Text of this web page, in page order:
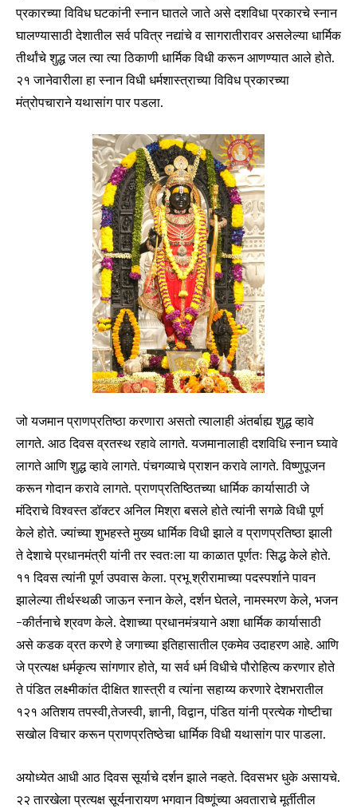
Join our community of
SUBSCRIBERS and be part of the
To subscribe, simply enter your email address on our website
or click the subscribe button below. Don't worry, we respect
your privacy and won't spam your inbox. Your information is
SUBSCRIBE
I've read and accept thePrivacy Policy.
6,300
Fans
32,111
Followers
75
Followers
प्रकारच्या विविध घटकांनी स्नान घातले जाते असे दशविधा प्रकारचे स्नान
घालण्यासाठी देशातील सर्व पवित्र नद्यांचे व सागरातीरावर असलेल्या धार्मिक
तीर्थांचे शुद्ध जल त्या त्या ठिकाणी धार्मिक विधी करून आणण्यात आले होते.
२१ जानेवारीला हा स्नान विधी धर्मशास्त्राच्या विविध प्रकारच्या
मंत्रोपचाराने यथासांग पार पडला.
जो यजमान प्राणप्रतिष्ठा करणारा असतो त्यालाही अंतर्बाह्य शुद्ध व्हावे
लागते. आठ दिवस व्रतस्थ रहावे लागते. यजमानालाही दशविधि स्नान घ्यावे
लागते आणि शुद्ध व्हावे लागते. पंचगव्याचे प्राशन करावे लागते. विष्णुपूजन
करून गोदान करावे लागते. प्राणप्रतिष्ठितच्या धार्मिक कार्यासाठी जे
मंदिराचे विश्वस्त डॉक्टर अनिल मिश्रा बसले होते त्यांनी सगळे विधी पूर्ण
केले होते. ज्यांच्या शुभहस्ते मुख्य धार्मिक विधी झाले व प्राणप्रतिष्ठा झाली
ते देशाचे प्रधानमंत्री यांनी तर स्वतःला या काळात पूर्णतः सिद्ध केले होते.
११ दिवस त्यांनी पूर्ण उपवास केला. प्रभू श्रीरामाच्या पदस्पर्शाने पावन
झालेल्या तीर्थस्थळी जाऊन स्नान केले, दर्शन घेतले, नामस्मरण केले, भजन
-कीर्तनाचे श्रवण केले. देशाच्या प्रधानमंत्र्याने अशा धार्मिक कार्यासाठी
असे कडक व्रत करणे हे जगाच्या इतिहासातील एकमेव उदाहरण आहे. आणि
जे प्रत्यक्ष धर्मकृत्य सांगणार होते, या सर्व धर्म विधीचे पौरोहित्य करणार होते
ते पंडित लक्ष्मीकांत दीक्षित शास्त्री व त्यांना सहाय्य करणारे देशभरातील
१२१ अतिशय तपस्वी,तेजस्वी, ज्ञानी, विद्वान, पंडित यांनी प्रत्येक गोष्टीचा
सखोल विचार करून प्राणप्रतिष्ठेचा धार्मिक विधी यथासांग पार पाडला.
अयोध्येत आधी आठ दिवस सूर्याचे दर्शन झाले नव्हते. दिवसभर धुके असायचे.
२२ तारखेला प्रत्यक्ष सूर्यनारायण भगवान विष्णूंच्या अवताराचे मूर्तीतील